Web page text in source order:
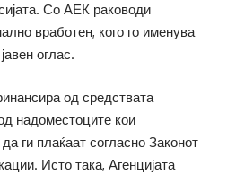
Со АЕК раководи
вработен, кого го именува
оглас.
од средствата
надоместоците кои
ги плаќаат согласно Законот
Исто така, Агенцијата